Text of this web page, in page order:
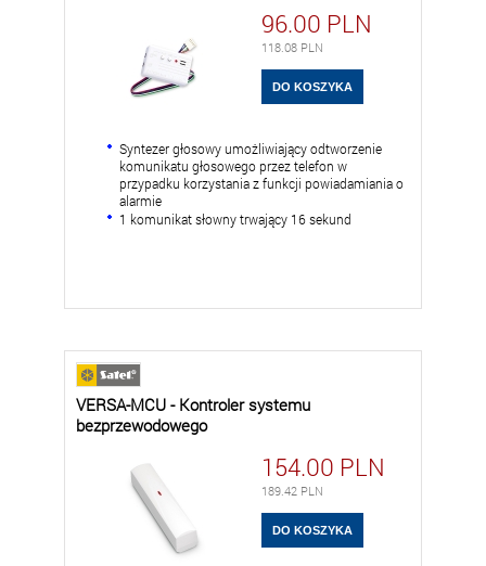
96.00 PLN
118.08 PLN
Syntezer głosowy umożliwiający odtworzenie
komunikatu głosowego przez telefon w
przypadku korzystania z funkcji powiadamiania o
alarmie
1 komunikat słowny trwający 16 sekund
VERSA-MCU - Kontroler systemu
bezprzewodowego
154.00 PLN
189.42 PLN